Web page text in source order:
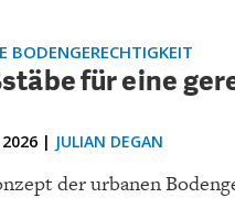
BODENGERECHTIGKEIT
für eine
| JULIAN DEGAN
der urbanen